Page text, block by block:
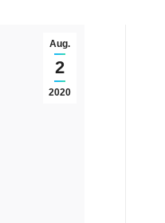
Aug.
2
2020